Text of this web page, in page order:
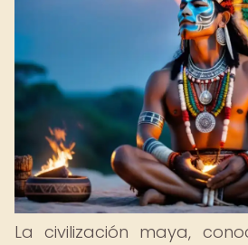
La civilización maya,